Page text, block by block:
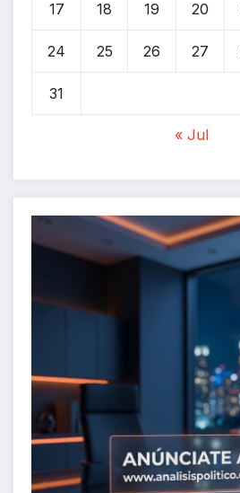
17 18 19 20
24 25 26 27
31
« Jul